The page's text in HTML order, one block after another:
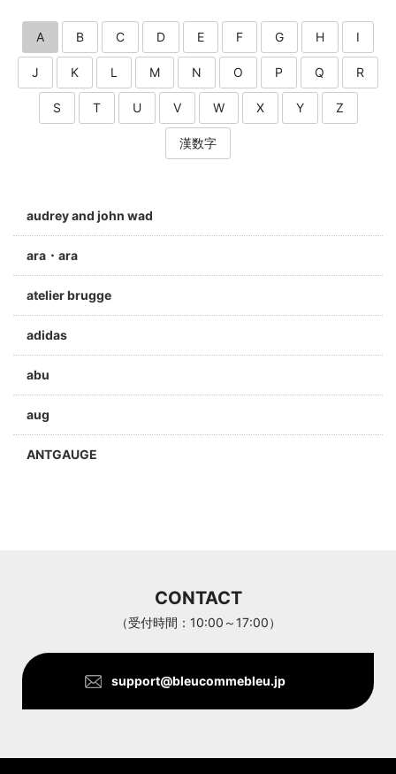
A B C D E F G H I
J K L M N O P Q R
S T U V W X Y Z
漢数字
audrey and john wad
ara・ara
atelier brugge
adidas
abu
aug
ANTGAUGE
CONTACT
（受付時間：10:00～17:00）
support@bleucommebleu.jp